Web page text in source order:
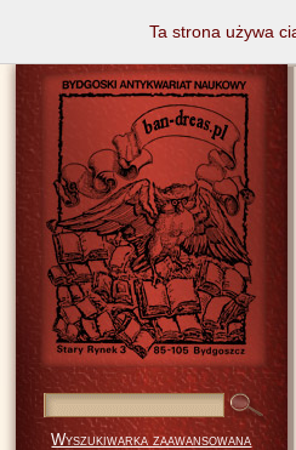
Wyszukiwarka zaawansowana
Ta strona używa